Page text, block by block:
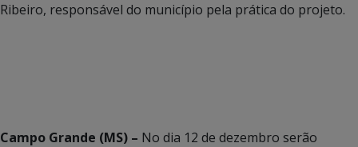
Ribeiro, responsável do município pela prática do projeto.
Campo Grande (MS) – No dia 12 de dezembro serão